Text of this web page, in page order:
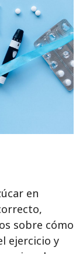
en
sobre cómo
ejercicio y